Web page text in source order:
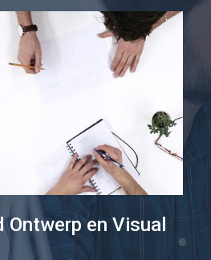
Ontwerp en Visual